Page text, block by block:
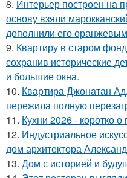
8. Интерьер построен на
основу взяли
дополнили его
9. Квартиру в старом
сохранив исторические
и большие окна.
10. Квартира Джонатан
пережила полную
11. Кухни 2026 - коротко о
12. Индустриальное
дом архитектора
13. Дом с историей и